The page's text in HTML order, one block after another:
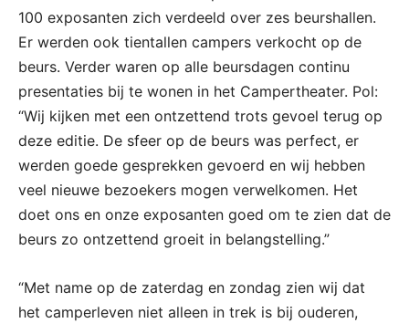
100 exposanten zich verdeeld over zes beurshallen.
Er werden ook tientallen campers verkocht op de
beurs. Verder waren op alle beursdagen continu
presentaties bij te wonen in het Campertheater. Pol:
“Wij kijken met een ontzettend trots gevoel terug op
deze editie. De sfeer op de beurs was perfect, er
werden goede gesprekken gevoerd en wij hebben
veel nieuwe bezoekers mogen verwelkomen. Het
doet ons en onze exposanten goed om te zien dat de
beurs zo ontzettend groeit in belangstelling.”
“Met name op de zaterdag en zondag zien wij dat
het camperleven niet alleen in trek is bij ouderen,